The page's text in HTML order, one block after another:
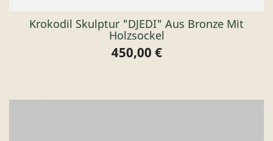
Krokodil Skulptur "DJEDI" Aus Bronze Mit
Holzsockel
Preis
450,00 €